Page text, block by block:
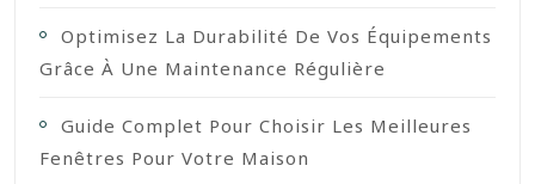
Optimisez La Durabilité De Vos Équipements
Grâce À Une Maintenance Régulière
Guide Complet Pour Choisir Les Meilleures
Fenêtres Pour Votre Maison